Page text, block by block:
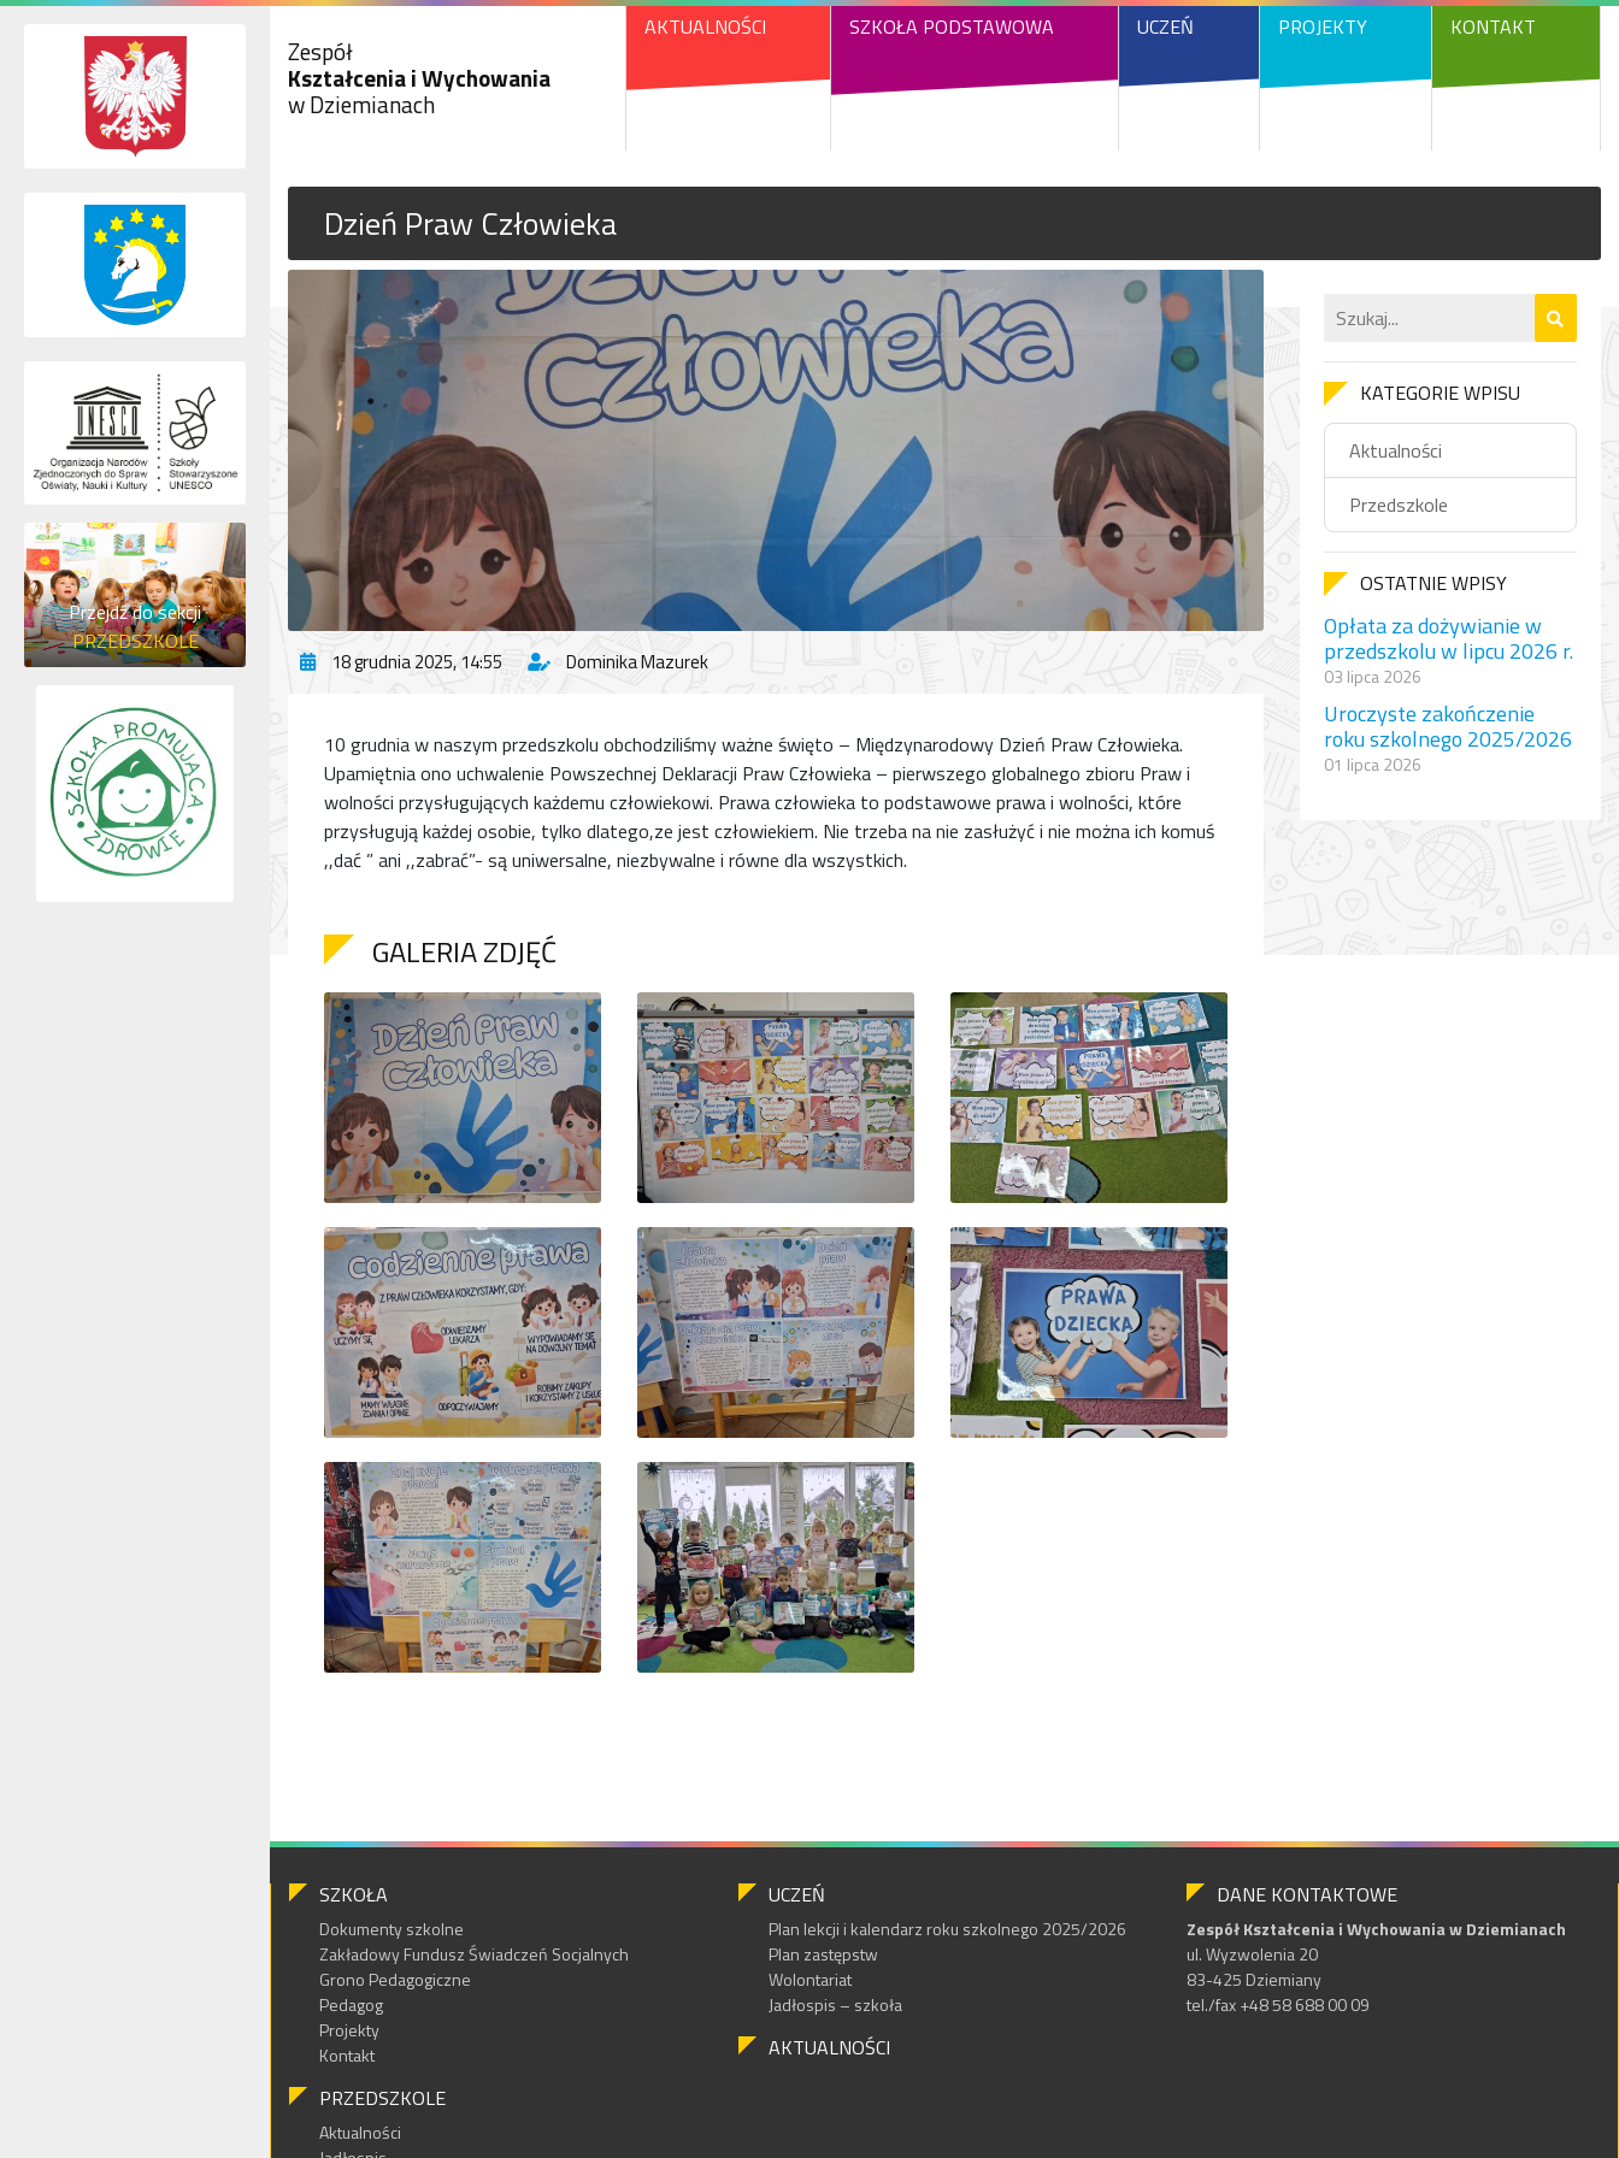
Zespół
Kształcenia i Wychowania
w Dziemianach
AKTUALNOŚCI SZKOŁA PODSTAWOWA UCZEŃ PROJEKTY KONTAKT
Dzień Praw Człowieka
18 grudnia 2025, 14:55 Dominika Mazurek
10 grudnia w naszym przedszkolu obchodziliśmy ważne święto – Międzynarodowy Dzień Praw Człowieka.
Upamiętnia ono uchwalenie Powszechnej Deklaracji Praw Człowieka – pierwszego globalnego zbioru Praw i
wolności przysługujących każdemu człowiekowi. Prawa człowieka to podstawowe prawa i wolności, które
przysługują każdej osobie, tylko dlatego,ze jest człowiekiem. Nie trzeba na nie zasłużyć i nie można ich komuś
,,dać ” ani ,,zabrać”- są uniwersalne, niezbywalne i równe dla wszystkich.
GALERIA ZDJĘĆ
KATEGORIE WPISU
Aktualności
Przedszkole
OSTATNIE WPISY
Opłata za dożywianie w
przedszkolu w lipcu 2026 r.
03 lipca 2026
Uroczyste zakończenie
roku szkolnego 2025/2026
01 lipca 2026
SZKOŁA
Dokumenty szkolne
Zakładowy Fundusz Świadczeń Socjalnych
Grono Pedagogiczne
Pedagog
Projekty
Kontakt
PRZEDSZKOLE
Aktualności
UCZEŃ
Plan lekcji i kalendarz roku szkolnego 2025/2026
Plan zastępstw
Wolontariat
Jadłospis – szkoła
AKTUALNOŚCI
DANE KONTAKTOWE
Zespół Kształcenia i Wychowania w Dziemianach
ul. Wyzwolenia 20
83-425 Dziemiany
tel./fax +48 58 688 00 09
Przejdź do sekcji
PRZEDSZKOLE